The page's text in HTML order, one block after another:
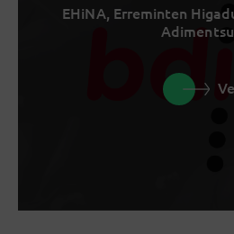
EHiNA, Erreminten